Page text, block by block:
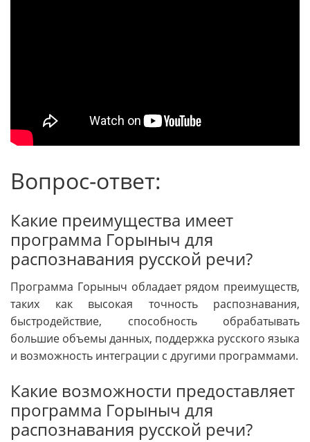
Вопрос-ответ:
Какие преимущества имеет
программа Горыныч для
распознавания русской речи?
Программа Горыныч обладает рядом преимуществ,
таких как высокая точность распознавания,
быстродействие, способность обрабатывать
большие объемы данных, поддержка русского языка
и возможность интеграции с другими программами.
Какие возможности предоставляет
программа Горыныч для
распознавания русской речи?